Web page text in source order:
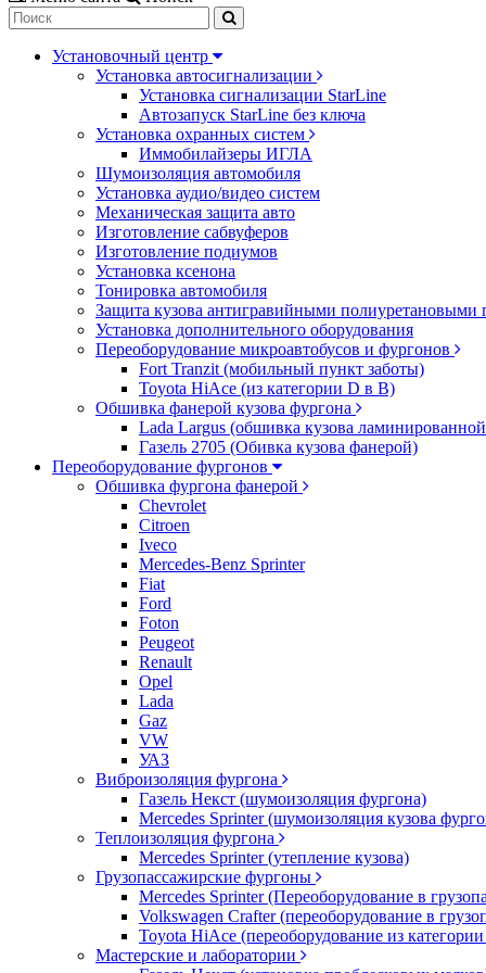
Установочный центр
Установка автосигнализации
Установка сигнализации StarLine
Автозапуск StarLine без ключа
Установка охранных систем
Иммобилайзеры ИГЛА
Шумоизоляция автомобиля
Установка аудио/видео систем
Механическая защита авто
Изготовление сабвуферов
Изготовление подиумов
Установка ксенона
Тонировка автомобиля
Защита кузова антигравийными полиуретановыми
Установка дополнительного оборудования
Переоборудование микроавтобусов и фургонов
Fort Tranzit (мобильный пункт заботы)
Toyota HiAce (из категории D в B)
Обшивка фанерой кузова фургона
Lada Largus (обшивка кузова
Газель 2705 (Обивка кузова фанерой)
Переоборудование фургонов
Обшивка фургона фанерой
Chevrolet
Citroen
Iveco
Mercedes-Benz Sprinter
Fiat
Ford
Foton
Peugeot
Renault
Opel
Lada
Gaz
VW
УАЗ
Виброизоляция фургона
Газель Некст (шумоизоляция фургона)
Mercedes Sprinter (шумоизоляция кузова
Теплоизоляция фургона
Mercedes Sprinter (утепление кузова)
Грузопассажирские фургоны
Mercedes Sprinter (Переоборудование в
Volkswagen Crafter (переоборудование в
Toyota HiAce (переоборудование из
Мастерские и лаборатории